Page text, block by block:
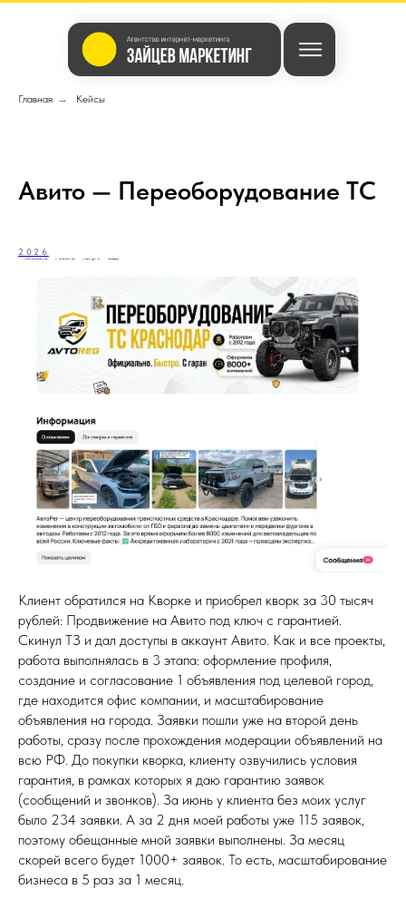
Главная → Кейсы
Авито — Переоборудование ТС
Клиент обратился на Кворке и приобрел кворк за 30 тысяч
рублей: Продвижение на Авито под ключ с гарантией.
Скинул ТЗ и дал доступы в аккаунт Авито. Как и все проекты,
работа выполнялась в 3 этапа: оформление профиля,
создание и согласование 1 объявления под целевой город,
где находится офис компании, и масштабирование
объявления на города. Заявки пошли уже на второй день
работы, сразу после прохождения модерации объявлений на
всю РФ. До покупки кворка, клиенту озвучились условия
гарантия, в рамках которых я даю гарантию заявок
(сообщений и звонков). За июнь у клиента без моих услуг
было 234 заявки. А за 2 дня моей работы уже 115 заявок,
поэтому обещанные мной заявки выполнены. За месяц
скорей всего будет 1000+ заявок. То есть, масштабирование
бизнеса в 5 раз за 1 месяц.
2026